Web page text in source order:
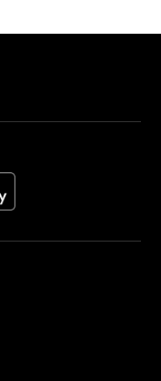
(opens in a new tab)